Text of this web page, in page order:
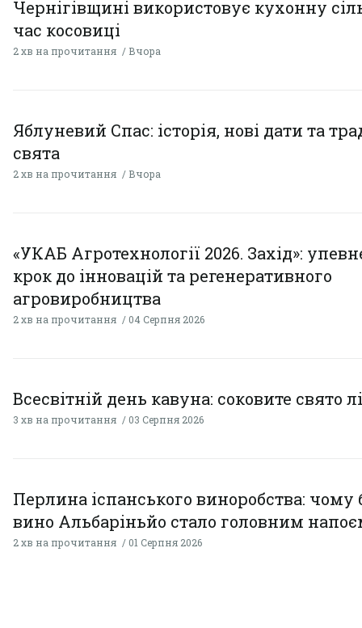
Чернігівщині використовує кухонну
час косовиці
2 хв на прочитання Вчора
Яблуневий Спас: історія, нові дати та
свята
2 хв на прочитання Вчора
«УКАБ Агротехнології 2026. Захід»:
крок до інновацій та регенеративного
агровиробництва
2 хв на прочитання 04 Серпня 2026
Всесвітній день кавуна: соковите свято
3 хв на прочитання 03 Серпня 2026
Перлина іспанського виноробства: чому
вино Альбаріньйо стало головним
2 хв на прочитання 01 Серпня 2026